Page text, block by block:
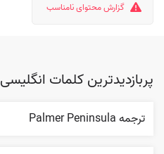
گزارش محتوای نامناسب
پربازدیدترین کلمات انگلیسی
ترجمه Palmer Peninsula